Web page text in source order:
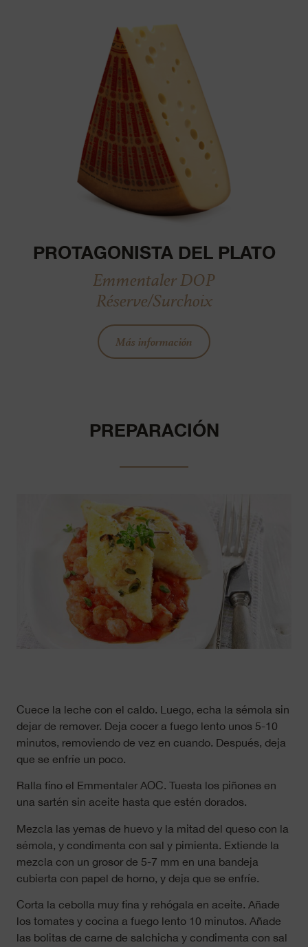
PROTAGONISTA DEL PLATO
Emmentaler DOP
Réserve/Surchoix
Más información
PREPARACIÓN
Cuece la leche con el caldo. Luego, echa la sémola sin
dejar de remover. Deja cocer a fuego lento unos 5-10
minutos, removiendo de vez en cuando. Después, deja
que se enfríe un poco.
Ralla fino el Emmentaler AOC. Tuesta los piñones en
una sartén sin aceite hasta que estén dorados.
Mezcla las yemas de huevo y la mitad del queso con la
sémola, y condimenta con sal y pimienta. Extiende la
mezcla con un grosor de 5-7 mm en una bandeja
cubierta con papel de horno, y deja que se enfríe.
Corta la cebolla muy fina y rehógala en aceite. Añade
los tomates y cocina a fuego lento 10 minutos. Añade
las bolitas de carne de salchicha y condimenta con sal